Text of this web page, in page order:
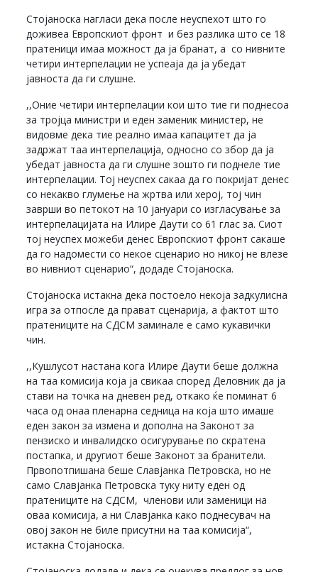
Стојаноска нагласи дека после неуспехот што го
доживеа Европскиот фронт и без разлика што се 18
пратеници имаа можност да ја бранат, а со нивните
четири интерпелации не успеаја да ја убедат
јавноста да ги слушне.
,,Оние четири интерпелации кои што тие ги поднесоа
за тројца министри и еден заменик министер, не
видовме дека тие реално имаа капацитет да ја
задржат таа интерпелација, односно со збор да ја
убедат јавноста да ги слушне зошто ги поднеле тие
интерпелации. Тој неуспех сакаа да го покријат денес
со некакво глумење на жртва или херој, тој чин
заврши во петокот на 10 јануари со изгласување за
интерпелацијата на Илире Даути со 61 глас за. Сиот
тој неуспех можеби денес Европскиот фронт сакаше
да го надомести со некое сценарио но никој не влезе
во нивниот сценарио“, додаде Стојаноска.
Стојаноска истакна дека постоело некоја задкулисна
игра за отпосле да прават сценарија, а фактот што
пратениците на СДСМ заминале е само кукавички
чин.
,,Кушлусот настана кога Илире Даути беше должна
на таа комисија која ја свикаа според Деловник да ја
стави на точка на дневен ред, откако ќе поминат 6
часа од онаа пленарна седница на која што имаше
еден закон за измена и дополна на Законот за
пензиско и инвалидско осигурување по скратена
постапка, и другиот беше Законот за бранители.
Првопотпишана беше Славјанка Петровска, но не
само Славјанка Петровска туку ниту еден од
пратениците на СДСМ, членови или заменици на
оваа комисија, а ни Славјанка како поднесувач на
овој закон не биле присутни на таа комисија“,
истакна Стојаноска.